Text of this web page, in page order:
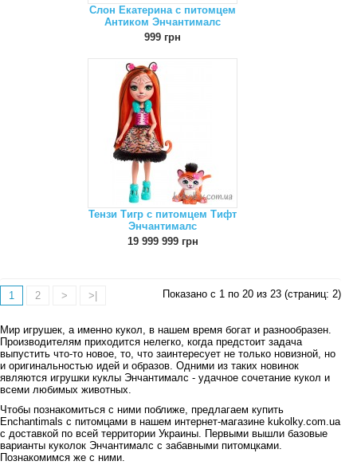
Слон Екатерина с питомцем
Антиком Энчантималс
999 грн
Тензи Тигр с питомцем Тифт
Энчантималс
19 999 999 грн
1 2 > >| Показано с 1 по 20 из 23 (страниц: 2)
Мир игрушек, а именно кукол, в нашем время богат и разнообразен.
Производителям приходится нелегко, когда предстоит задача
выпустить что-то новое, то, что заинтересует не только новизной, но
и оригинальностью идей и образов. Одними из таких новинок
являются игрушки куклы Энчантималс - удачное сочетание кукол и
всеми любимых животных.
Чтобы познакомиться с ними поближе, предлагаем купить
Enchantimals с питомцами в нашем интернет-магазине kukolky.com.ua
с доставкой по всей территории Украины. Первыми вышли базовые
варианты куколок Энчантималс с забавными питомцками.
Познакомимся же с ними.